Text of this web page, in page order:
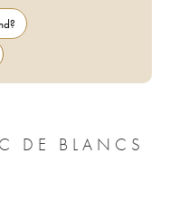
DE BLANCS